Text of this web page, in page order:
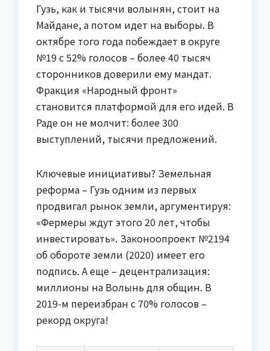
Гузь, как и тысячи волынян, стоит на
Майдане, а потом идет на выборы. В
октябре того года побеждает в округе
№19 с 52% голосов – более 40 тысяч
сторонников доверили ему мандат.
Фракция «Народный фронт»
становится платформой для его идей. В
Раде он не молчит: более 300
выступлений, тысячи предложений.
Ключевые инициативы? Земельная
реформа – Гузь одним из первых
продвигал рынок земли, аргументируя:
«Фермеры ждут этого 20 лет, чтобы
инвестировать». Законоопроект №2194
об обороте земли (2020) имеет его
подпись. А еще – децентрализация:
миллионы на Волынь для общин. В
2019-м переизбран с 70% голосов –
рекорд округа!